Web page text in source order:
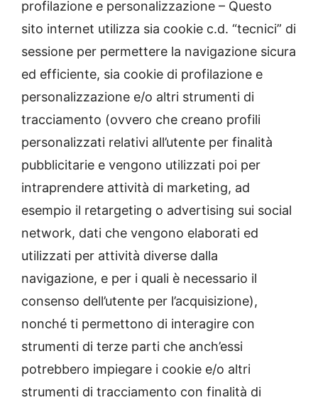
profilazione e personalizzazione – Questo
sito internet utilizza sia cookie c.d. “tecnici” di
sessione per permettere la navigazione sicura
ed efficiente, sia cookie di profilazione e
personalizzazione e/o altri strumenti di
tracciamento (ovvero che creano profili
personalizzati relativi all’utente per finalità
pubblicitarie e vengono utilizzati poi per
intraprendere attività di marketing, ad
esempio il retargeting o advertising sui social
network, dati che vengono elaborati ed
utilizzati per attività diverse dalla
navigazione, e per i quali è necessario il
consenso dell’utente per l’acquisizione),
nonché ti permettono di interagire con
strumenti di terze parti che anch’essi
potrebbero impiegare i cookie e/o altri
strumenti di tracciamento con finalità di